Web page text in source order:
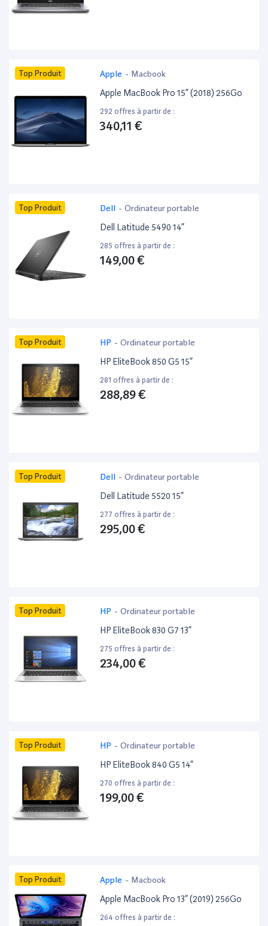
Top Produit Apple - Macbook
Apple MacBook Pro 15” (2018) 256Go
292 offres à partir de :
340,11 €
Top Produit Dell - Ordinateur portable
Dell Latitude 5490 14”
285 offres à partir de :
149,00 €
Top Produit HP - Ordinateur portable
HP EliteBook 850 G5 15”
281 offres à partir de :
288,89 €
Top Produit Dell - Ordinateur portable
Dell Latitude 5520 15”
277 offres à partir de :
295,00 €
Top Produit HP - Ordinateur portable
HP EliteBook 830 G7 13”
275 offres à partir de :
234,00 €
Top Produit HP - Ordinateur portable
HP EliteBook 840 G5 14”
270 offres à partir de :
199,00 €
Top Produit Apple - Macbook
Apple MacBook Pro 13” (2019) 256Go
264 offres à partir de :